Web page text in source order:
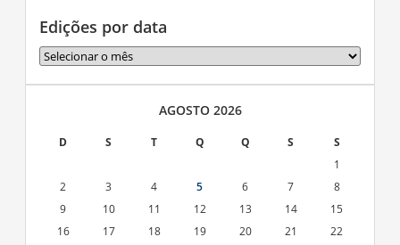
Edições por data
Edições
por
data
AGOSTO 2026
D S T Q Q S
S
1
2
3 4 5 6 7
8
9
10 11 12 13 14
15
16
17 18 19 20 21
22